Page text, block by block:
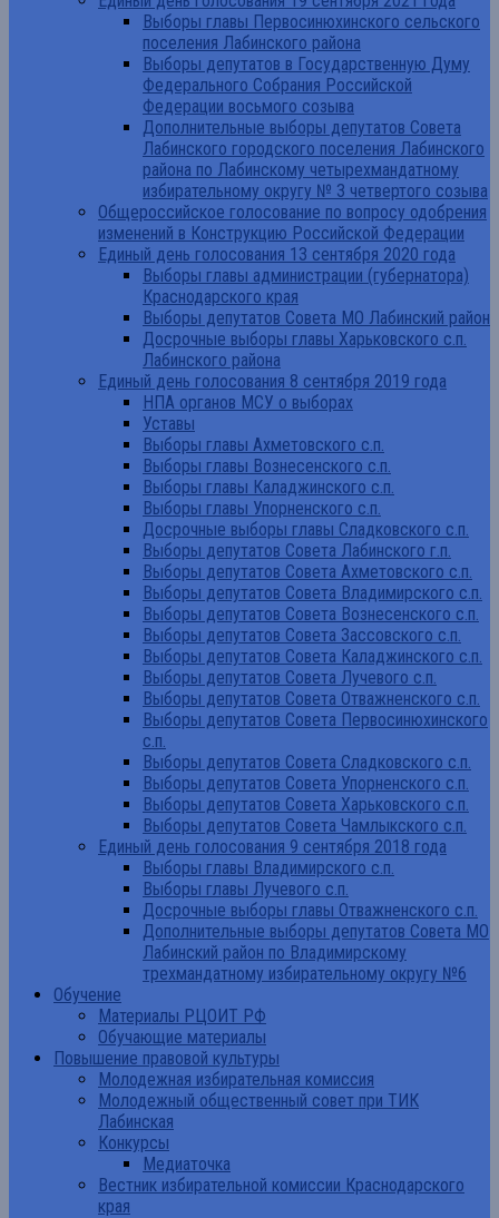
Выборы главы Первосинюхинского сельского
поселения Лабинского района
Выборы депутатов в Государственную Думу
Федерального Собрания Российской
Федерации восьмого созыва
Дополнительные выборы депутатов Совета
Лабинского городского поселения Лабинского
района по Лабинскому четырехмандатному
избирательному округу № 3 четвертого созыва
Общероссийское голосование по вопросу одобрения
изменений в Конструкцию Российской Федерации
Единый день голосования 13 сентября 2020 года
Выборы главы администрации (губернатора)
Краснодарского края
Выборы депутатов Совета МО Лабинский район
Досрочные выборы главы Харьковского с.п.
Лабинского района
Единый день голосования 8 сентября 2019 года
НПА органов МСУ о выборах
Уставы
Выборы главы Ахметовского с.п.
Выборы главы Вознесенского с.п.
Выборы главы Каладжинского с.п.
Выборы главы Упорненского с.п.
Досрочные выборы главы Сладковского с.п.
Выборы депутатов Совета Лабинского г.п.
Выборы депутатов Совета Ахметовского с.п.
Выборы депутатов Совета Владимирского с.п.
Выборы депутатов Совета Вознесенского с.п.
Выборы депутатов Совета Зассовского с.п.
Выборы депутатов Совета Каладжинского с.п.
Выборы депутатов Совета Лучевого с.п.
Выборы депутатов Совета Отважненского с.п.
Выборы депутатов Совета Первосинюхинского
с.п.
Выборы депутатов Совета Сладковского с.п.
Выборы депутатов Совета Упорненского с.п.
Выборы депутатов Совета Харьковского с.п.
Выборы депутатов Совета Чамлыкского с.п.
Единый день голосования 9 сентября 2018 года
Выборы главы Владимирского с.п.
Выборы главы Лучевого с.п.
Досрочные выборы главы Отважненского с.п.
Дополнительные выборы депутатов Совета МО
Лабинский район по Владимирскому
трехмандатному избирательному округу №6
Обучение
Материалы РЦОИТ РФ
Обучающие материалы
Повышение правовой культуры
Молодежная избирательная комиссия
Молодежный общественный совет при ТИК
Лабинская
Конкурсы
Медиаточка
Вестник избирательной комиссии Краснодарского
края